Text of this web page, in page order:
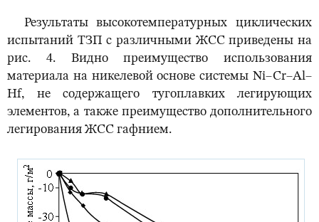
Результаты высокотемпературных циклических
испытаний ТЗП с различными ЖСС приведены на
рис. 4. Видно преимущество использования
материала на никелевой основе системы Ni–Cr–Al–
Hf, не содержащего тугоплавких легирующих
элементов, а также преимущество дополнительного
легирования ЖСС гафнием.